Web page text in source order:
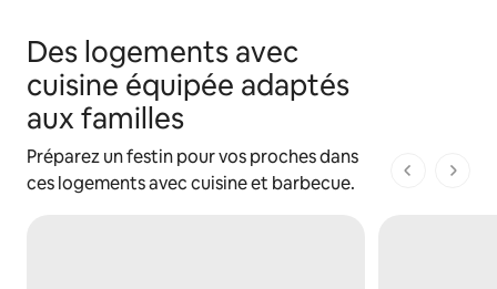
Des logements avec
cuisine équipée adaptés
aux familles
Préparez un festin pour vos proches dans
ces logements avec cuisine et barbecue.
1 sur 1